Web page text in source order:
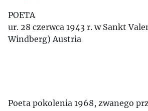
POETA
ur. 28 czerwca 1943 r. w Sankt
Windberg) Austria
Poeta pokolenia 1968, zwanego